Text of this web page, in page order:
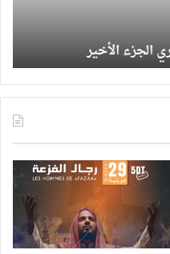
الأخير
في